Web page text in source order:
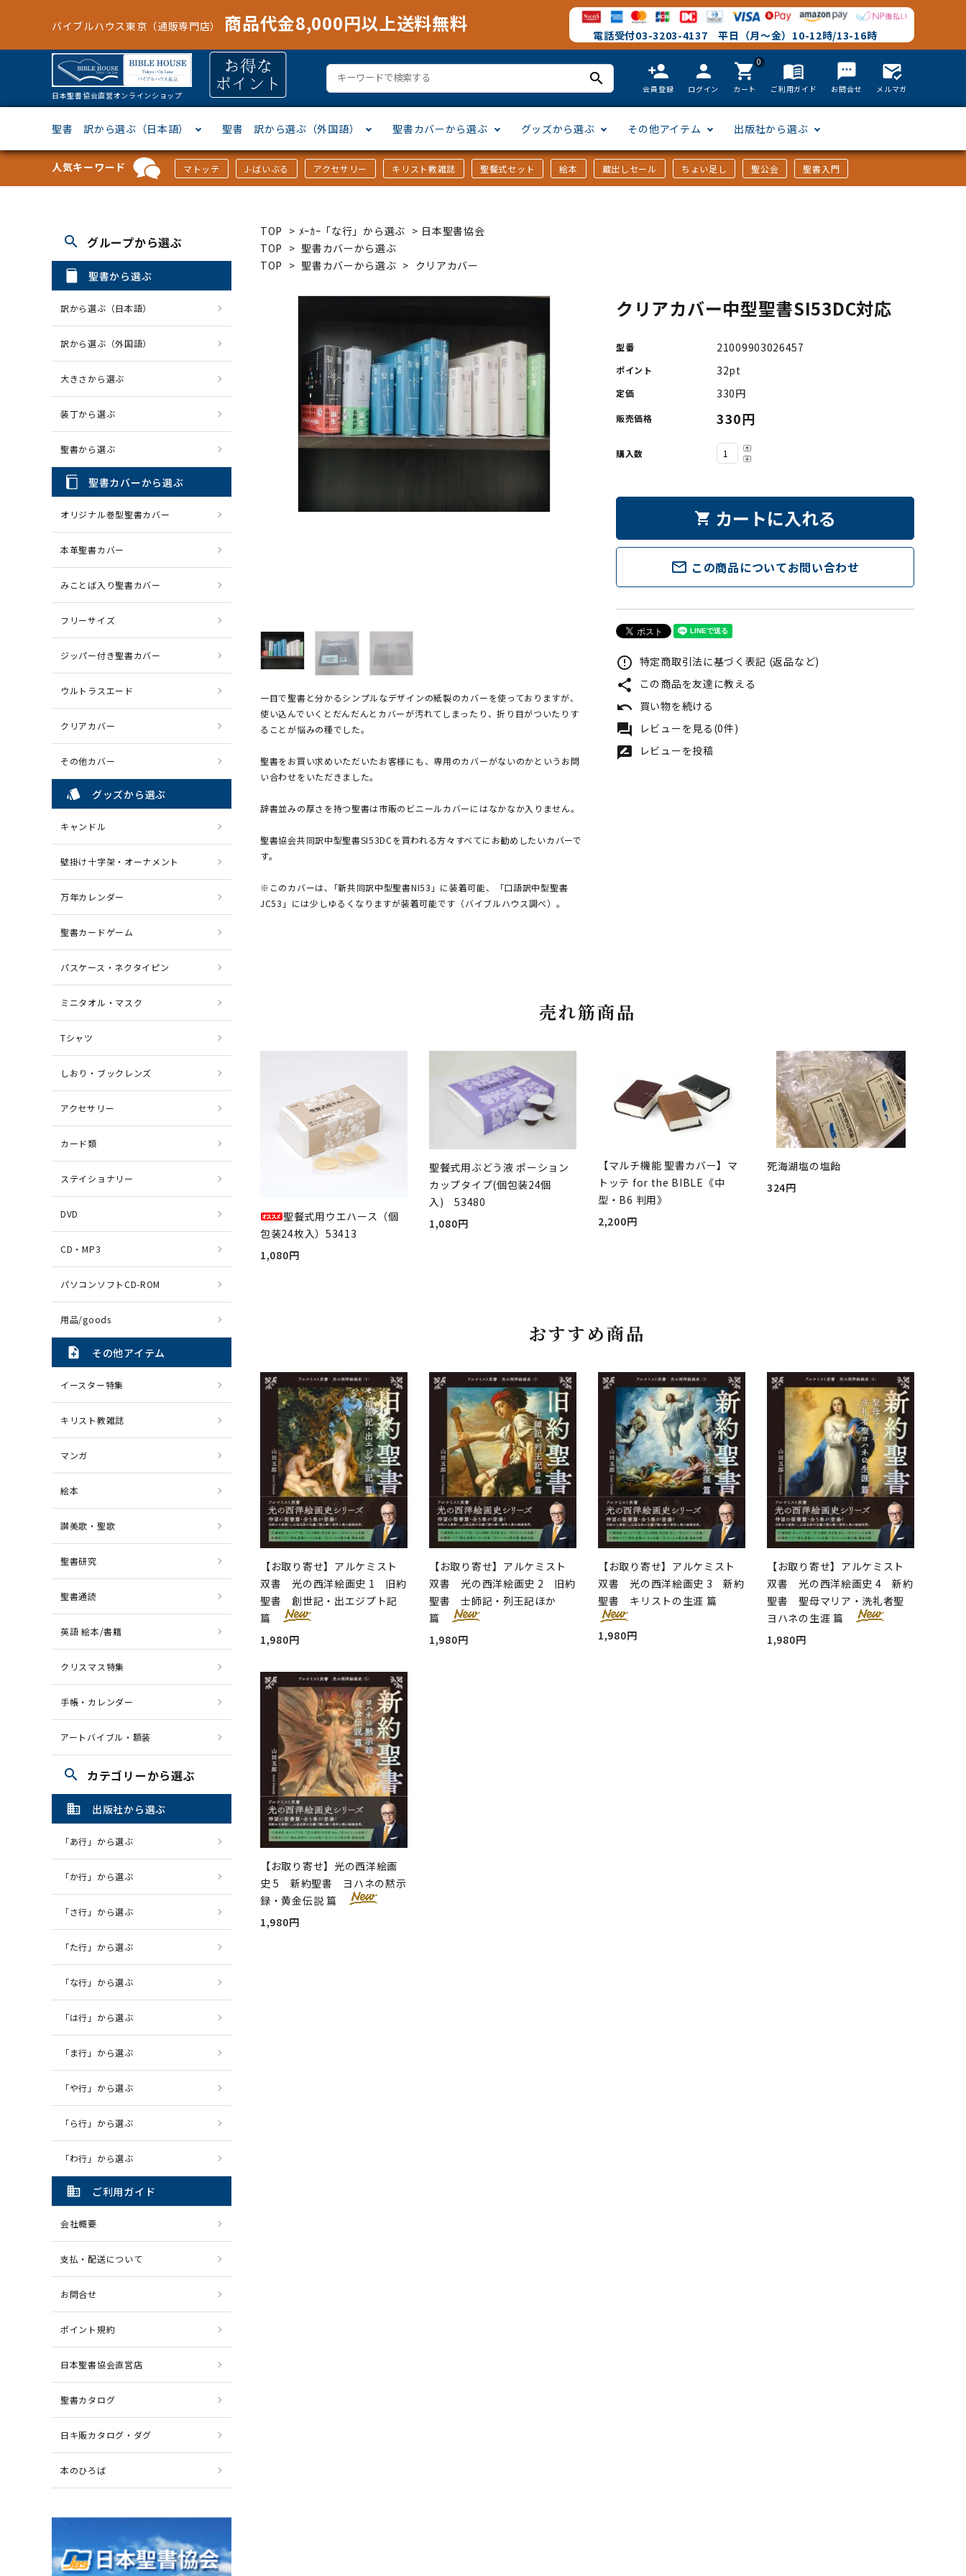
バイブルハウス東京（通販専門店） 商品代金8,000円以上送料無料 電話受付03-3203-4137 平日（月～金）10-12時/13-16時
日本聖書協会直営オンラインショップ
search person_add
会員登録
person
ログイン
0
shopping_cart
カート
menu_book
ご利用ガイド
textsms
お問合せ
mark_email_read
メルマガ
聖書 訳から選ぶ（日本語）
新改訳 フランシスコ会訳
聖書 訳から選ぶ（外国語）
ドイツ語 フランス語
その他ヨーロッパ言語 その他アジアの言語 アフリカの言語
聖書カバーから選ぶ
ジッパー付き聖書カバー ウルトラスエード
グッズから選ぶ
パスケース・ネクタイピン ミニタオル・マスク
カード類 ステイショナリー DVD
CD・MP3 パソコンソフトCD-ROM 用品/goods
その他アイテム
聖書通読 キリスト教雑誌
クリスマス特集 手帳・カレンダー
出版社から選ぶ
「な行」から選ぶ 「は行」から選ぶ
「わ行」から選ぶ
人気キーワード マトッテ J-ばいぶる アクセサリー キリスト教雑誌 聖餐式セット 絵本 蔵出しセール ちょい足し 聖公会 聖書入門
TOP > ﾒｰｶｰ「な行」から選ぶ > 日本聖書協会
TOP > 聖書カバーから選ぶ
TOP > 聖書カバーから選ぶ > クリアカバー
一目で聖書と分かるシンプルなデザインの紙製のカバーを使っておりますが、
使い込んでいくとだんだんとカバーが汚れてしまったり、折り目がついたりす
ることが悩みの種でした。
聖書をお買い求めいただいたお客様にも、専用のカバーがないのかというお問
い合わせをいただきました。
辞書並みの厚さを持つ聖書は市販のビニールカバーにはなかなか入りません。
聖書協会共同訳中型聖書SI53DCを買われる方々すべてにお勧めしたいカバーで
す。
※このカバーは､「新共同訳中型聖書NI53」に装着可能、「口語訳中型聖書
JC53」には少しゆるくなりますが装着可能です（バイブルハウス調べ）。
クリアカバー中型聖書SI53DC対応
型番 21009903026457
ポイント 32pt
定価 330円
販売価格 330円
購入数
shopping_cart カートに入れる
mail_outline この商品についてお問い合わせ
error_outline 特定商取引法に基づく表記 (返品など)
share この商品を友達に教える
undo 買い物を続ける
forum レビューを見る(0件)
rate_review レビューを投稿
売れ筋商品
聖餐式用ウエハース（個
包装24枚入）53413
1,080円
聖餐式用ぶどう液 ポーション
カップタイプ(個包装24個
入) 53480
1,080円
【マルチ機能 聖書カバー】マ
トッテ for the BIBLE《中
型・B6 判用》
2,200円
死海湖塩の塩飴
324円
おすすめ商品
【お取り寄せ】アルケミスト
双書 光の西洋絵画史 1 旧約
聖書 創世記・出エジプト記
篇
1,980円
【お取り寄せ】アルケミスト
双書 光の西洋絵画史 2 旧約
聖書 士師記・列王記ほか
篇
1,980円
【お取り寄せ】アルケミスト
双書 光の西洋絵画史 3 新約
聖書 キリストの生涯 篇
1,980円
【お取り寄せ】アルケミスト
双書 光の西洋絵画史 4 新約
聖書 聖母マリア・洗礼者聖
ヨハネの生涯 篇
1,980円
【お取り寄せ】光の西洋絵画
史 5 新約聖書 ヨハネの黙示
録・黄金伝説 篇
1,980円
search グループから選ぶ
聖書から選ぶ
訳から選ぶ（日本語）
訳から選ぶ（外国語）
大きさから選ぶ
装丁から選ぶ
聖書から選ぶ
聖書カバーから選ぶ
オリジナル巻型聖書カバー
本革聖書カバー
みことば入り聖書カバー
フリーサイズ
ジッパー付き聖書カバー
ウルトラスエード
クリアカバー
その他カバー
style グッズから選ぶ
キャンドル
壁掛け十字架・オーナメント
万年カレンダー
聖書カードゲーム
パスケース・ネクタイピン
ミニタオル・マスク
Tシャツ
しおり・ブックレンズ
アクセサリー
カード類
ステイショナリー
DVD
CD・MP3
パソコンソフトCD-ROM
用品/goods
note_add その他アイテム
イースター特集
キリスト教雑誌
マンガ
絵本
讃美歌・聖歌
聖書研究
聖書通読
英語 絵本/書籍
クリスマス特集
手帳・カレンダー
アートバイブル・額装
search カテゴリーから選ぶ
domain 出版社から選ぶ
「あ行」から選ぶ
「か行」から選ぶ
「さ行」から選ぶ
「た行」から選ぶ
「な行」から選ぶ
「は行」から選ぶ
「ま行」から選ぶ
「や行」から選ぶ
「ら行」から選ぶ
「わ行」から選ぶ
domain ご利用ガイド
会社概要
支払・配送について
お問合せ
ポイント規約
日本聖書協会直営店
聖書カタログ
日キ販カタログ・ダグ
本のひろば